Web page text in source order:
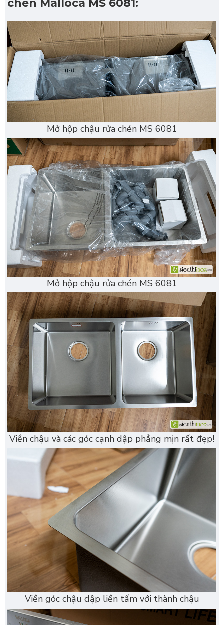
chén Malloca MS 6081:
Mở hộp chậu rửa chén MS 6081
Mở hộp chậu rửa chén MS 6081
Viền chậu và các góc cạnh dập phẳng mịn rất đẹp!
Viền góc chậu dập liền tấm với thành chậu